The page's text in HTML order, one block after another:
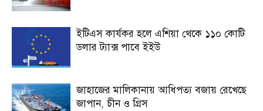
ইটিএস কার্যকর হলে এশিয়া থেকে ১১০ কোটি
ডলার ট্যাক্স পাবে ইইউ
জাহাজের মালিকানায় আধিপত্য বজায় রেখেছে
জাপান, চীন ও গ্রিস